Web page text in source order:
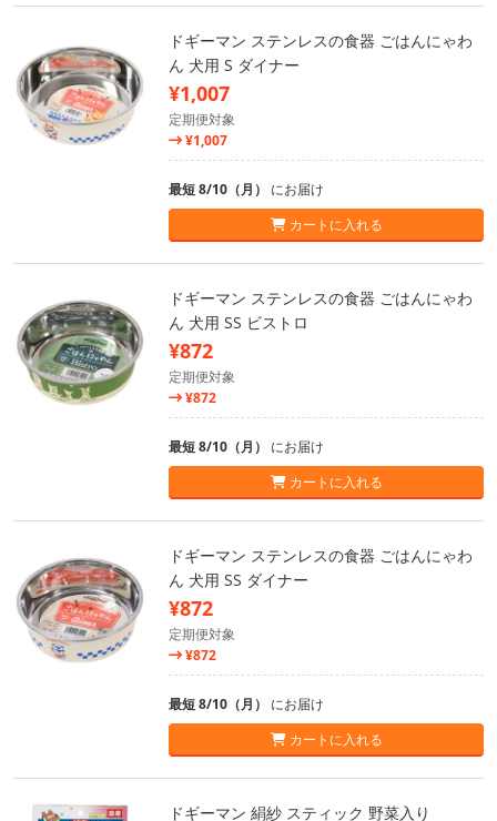
ドギーマン ステンレスの食器 ごはんにゃわ
ん 犬用 S ダイナー
¥1,007
定期便対象
¥1,007
最短 8/10（月） にお届け
カートに入れる
ドギーマン ステンレスの食器 ごはんにゃわ
ん 犬用 SS ビストロ
¥872
定期便対象
¥872
最短 8/10（月） にお届け
カートに入れる
ドギーマン ステンレスの食器 ごはんにゃわ
ん 犬用 SS ダイナー
¥872
定期便対象
¥872
最短 8/10（月） にお届け
カートに入れる
ドギーマン 絹紗 スティック 野菜入り